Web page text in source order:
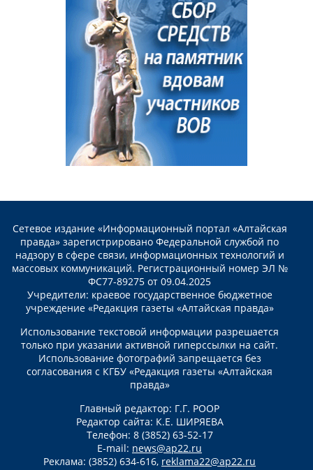
Сетевое издание «Информационный портал «Алтайская
правда» зарегистрировано Федеральной службой по
надзору в сфере связи, информационных технологий и
массовых коммуникаций. Регистрационный номер ЭЛ №
ФС77-89275 от 09.04.2025
Учредители: краевое государственное бюджетное
учреждение «Редакция газеты «Алтайская правда»
Использование текстовой информации разрешается
только при указании активной гиперссылки на сайт.
Использование фотографий запрещается без
согласования с КГБУ «Редакция газеты «Алтайская
правда»
Главный редактор: Г.Г. РООР
Редактор сайта: К.Е. ШИРЯЕВА
Телефон: 8 (3852) 63-52-17
E-mail: news@ap22.ru
Реклама: (3852) 634-616, reklama22@ap22.ru